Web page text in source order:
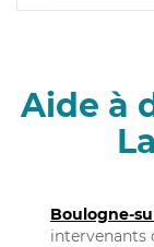
Aide à
Boulogne-
intervenants